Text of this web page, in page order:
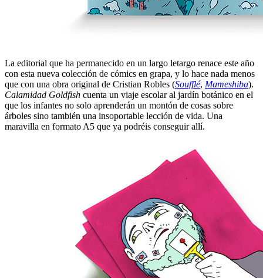
La editorial que ha permanecido en un largo letargo renace este año
con esta nueva colección de cómics en grapa, y lo hace nada menos
que con una obra original de Cristian Robles (Soufflé, Mameshiba).
Calamidad Goldfish cuenta un viaje escolar al jardín botánico en el
que los infantes no solo aprenderán un montón de cosas sobre
árboles sino también una insoportable lección de vida. Una
maravilla en formato A5 que ya podréis conseguir allí.